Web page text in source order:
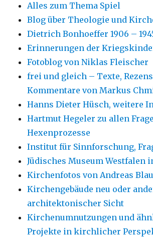
Alles zum Thema Spiel
Blog über Theologie und
Dietrich Bonhoeffer 1906 –
Erinnerungen der
Fotoblog von Niklas Fleischer
frei und gleich – Texte,
Kommentare von Markus
Hanns Dieter Hüsch, weitere
Hartmut Hegeler zu allen
Hexenprozesse
Institut für Sinnforschung,
Jüdisches Museum Westfalen
Kirchenfotos von Andreas
Kirchengebäude neu oder
architektonischer Sicht
Kirchenumnutzungen und
Projekte in kirchlicher